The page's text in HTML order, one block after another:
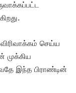
செய்ய
முக்கிய
இந்த பிராண்டின்